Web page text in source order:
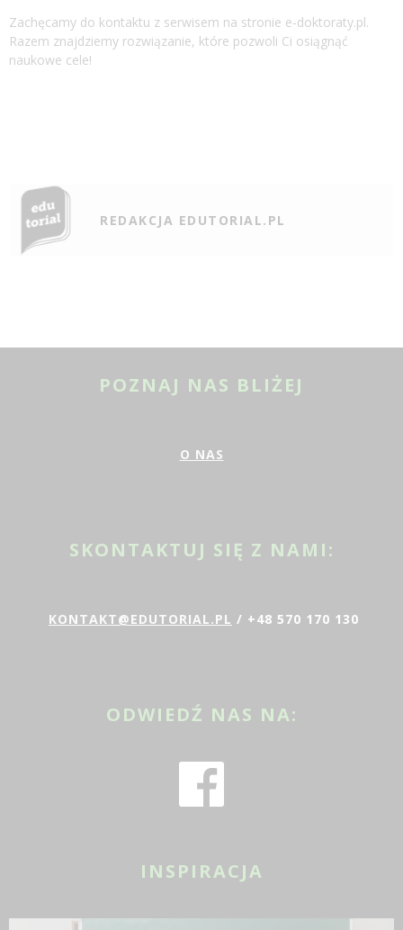
Zachęcamy do kontaktu z serwisem na stronie e-doktoraty.pl.
Razem znajdziemy rozwiązanie, które pozwoli Ci osiągnąć
naukowe cele!
REDAKCJA EDUTORIAL.PL
POZNAJ NAS BLIŻEJ
O NAS
SKONTAKTUJ SIĘ Z NAMI:
KONTAKT@EDUTORIAL.PL / +48 570 170 130
ODWIEDŹ NAS NA:
INSPIRACJA